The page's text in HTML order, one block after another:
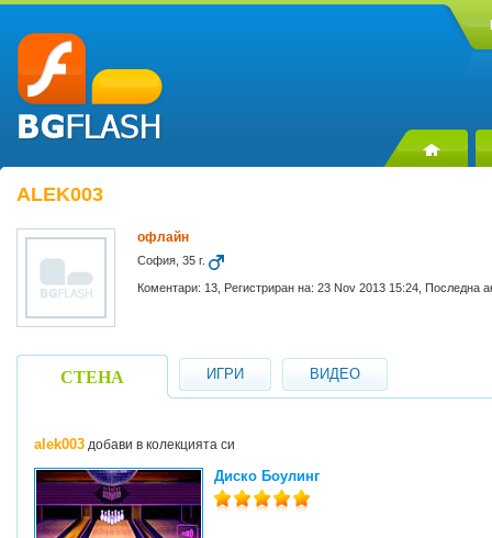
ALEK003
офлайн
София, 35 г.
Коментари: 13, Регистриран на: 23 Nov 2013 15:24, Последна
СТЕНА ИГРИ ВИДЕО
alek003 добави в колекцията си
Диско Боулинг